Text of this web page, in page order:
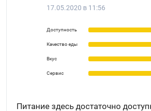
17.05.2020 в 11:56
Доступность
Качество еды
Вкус
Сервис
Питание здесь достаточно